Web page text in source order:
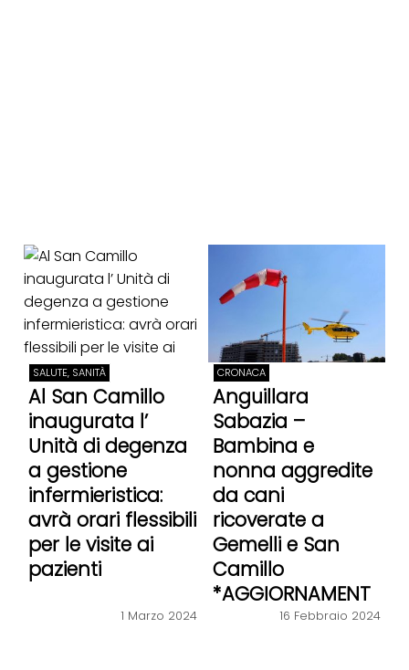
SALUTE, SANITÀ
Al San Camillo
inaugurata l’
Unità di degenza
a gestione
infermieristica:
avrà orari flessibili
per le visite ai
pazienti
1 Marzo 2024
CRONACA
Anguillara
Sabazia –
Bambina e
nonna aggredite
da cani
ricoverate a
Gemelli e San
Camillo
*AGGIORNAMENT
16 Febbraio 2024